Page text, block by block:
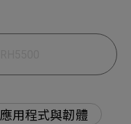
應用程式與韌體